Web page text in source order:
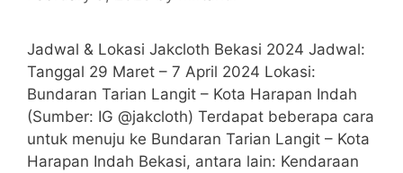
Jadwal & Lokasi Jakcloth Bekasi 2024 Jadwal:
Tanggal 29 Maret – 7 April 2024 Lokasi:
Bundaran Tarian Langit – Kota Harapan Indah
(Sumber: IG @jakcloth) Terdapat beberapa cara
untuk menuju ke Bundaran Tarian Langit – Kota
Harapan Indah Bekasi, antara lain: Kendaraan